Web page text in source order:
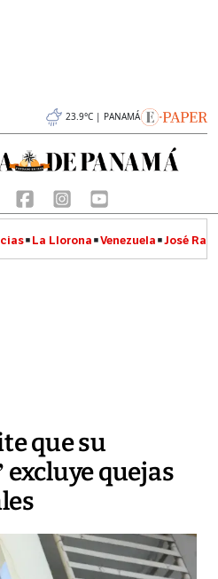
23.9°C | PANAMÁ
La Llorona Venezuela José
que su
excluye quejas